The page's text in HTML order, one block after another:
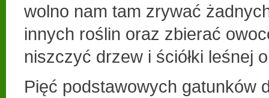
wolno nam tam zrywać
innych roślin oraz zbierać
niszczyć drzew i ściółki leśnej
Pięć podstawowych gatunków